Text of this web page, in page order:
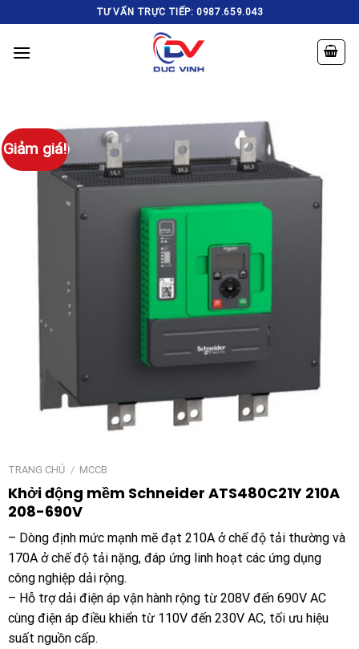
to
content
TƯ VẤN TRỰC TIẾP: 0987.659.043
Giảm giá!
TRANG CHỦ / MCCB
Khởi động mềm Schneider ATS480C21Y 210A
208-690V
– Dòng định mức mạnh mẽ đạt 210A ở chế độ tải thường và
170A ở chế độ tải nặng, đáp ứng linh hoạt các ứng dụng
công nghiệp dải rộng.
– Hỗ trợ dải điện áp vận hành rộng từ 208V đến 690V AC
cùng điện áp điều khiển từ 110V đến 230V AC, tối ưu hiệu
suất nguồn cấp.